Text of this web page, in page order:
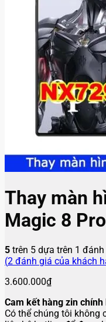
Thay màn
Magic 8 Pro
5 trên 5 dựa trên 1 đánh
(2 đánh giá của khách
3.600.000₫
Cam kết hàng zin chính
Có thể chúng tôi không